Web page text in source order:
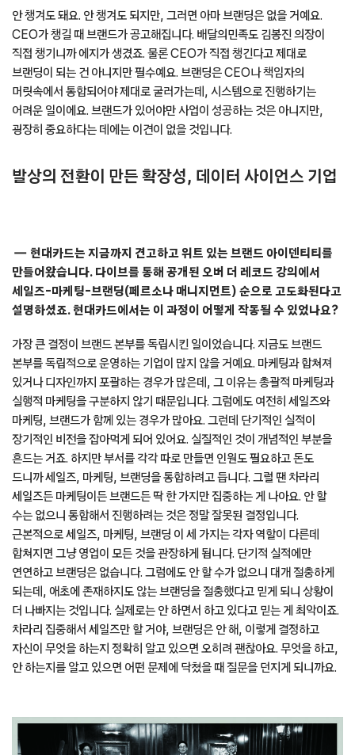
안 챙겨도 돼요. 안 챙겨도 되지만, 그러면 아마 브랜딩은 없을 거예요.
CEO가 챙길 때 브랜드가 공고해집니다. 배달의민족도 김봉진 의장이
직접 챙기니까 에지가 생겼죠. 물론 CEO가 직접 챙긴다고 제대로
브랜딩이 되는 건 아니지만 필수예요. 브랜딩은 CEO나 책임자의
머릿속에서 통합되어야 제대로 굴러가는데, 시스템으로 진행하기는
어려운 일이에요. 브랜드가 있어야만 사업이 성공하는 것은 아니지만,
굉장히 중요하다는 데에는 이견이 없을 것입니다.
발상의 전환이 만든 확장성, 데이터 사이언스 기업
현대카드는 지금까지 견고하고 위트 있는 브랜드 아이덴티티를
만들어왔습니다. 다이브를 통해 공개된 오버 더 레코드 강의에서
세일즈-마케팅-브랜딩(페르소나 매니지먼트) 순으로 고도화된다고
설명하셨죠. 현대카드에서는 이 과정이 어떻게 작동될 수 있었나요?
가장 큰 결정이 브랜드 본부를 독립시킨 일이었습니다. 지금도 브랜드
본부를 독립적으로 운영하는 기업이 많지 않을 거예요. 마케팅과 합쳐져
있거나 디자인까지 포괄하는 경우가 많은데, 그 이유는 총괄적 마케팅과
실행적 마케팅을 구분하지 않기 때문입니다. 그럼에도 여전히 세일즈와
마케팅, 브랜드가 함께 있는 경우가 많아요. 그런데 단기적인 실적이
장기적인 비전을 잡아먹게 되어 있어요. 실질적인 것이 개념적인 부분을
흔드는 거죠. 하지만 부서를 각각 따로 만들면 인원도 필요하고 돈도
드니까 세일즈, 마케팅, 브랜딩을 통합하려고 듭니다. 그럴 땐 차라리
세일즈든 마케팅이든 브랜드든 딱 한 가지만 집중하는 게 나아요. 안 할
수는 없으니 통합해서 진행하려는 것은 정말 잘못된 결정입니다.
근본적으로 세일즈, 마케팅, 브랜딩 이 세 가지는 각자 역할이 다른데
합쳐지면 그냥 영업이 모든 것을 관장하게 됩니다. 단기적 실적에만
연연하고 브랜딩은 없습니다. 그럼에도 안 할 수가 없으니 대개 절충하게
되는데, 애초에 존재하지도 않는 브랜딩을 절충했다고 믿게 되니 상황이
더 나빠지는 것입니다. 실제로는 안 하면서 하고 있다고 믿는 게 최악이죠.
차라리 집중해서 세일즈만 할 거야, 브랜딩은 안 해, 이렇게 결정하고
자신이 무엇을 하는지 정확히 알고 있으면 오히려 괜찮아요. 무엇을 하고,
안 하는지를 알고 있으면 어떤 문제에 닥쳤을 때 질문을 던지게 되니까요.